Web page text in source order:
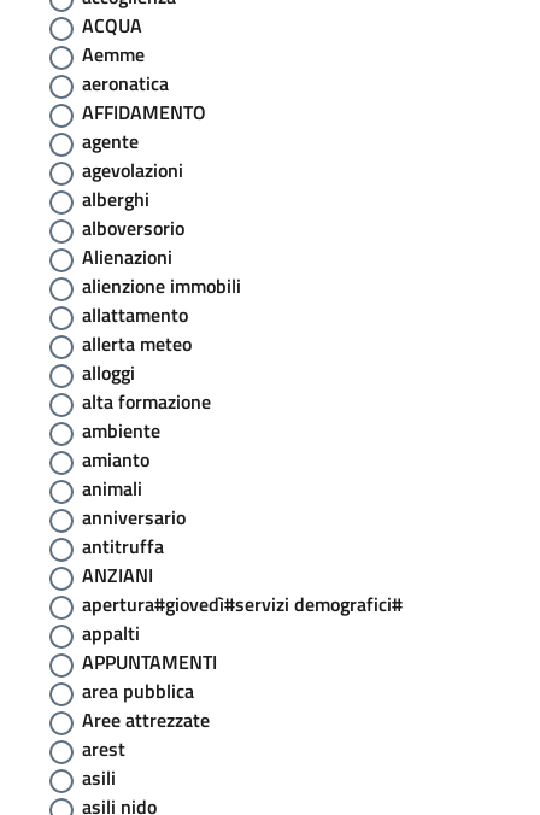
ACQUA
Aemme
aeronatica
AFFIDAMENTO
agente
agevolazioni
alberghi
alboversorio
Alienazioni
alienzione immobili
allattamento
allerta meteo
alloggi
alta formazione
ambiente
amianto
animali
anniversario
antitruffa
ANZIANI
apertura#giovedì#servizi demografici#
appalti
APPUNTAMENTI
area pubblica
Aree attrezzate
arest
asili
asili nido